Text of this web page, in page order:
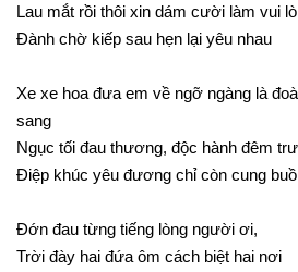
Lau mắt rồi thôi xin dám cười làm vui
Đành chờ kiếp sau hẹn lại yêu nhau
Xe xe hoa đưa em về ngỡ ngàng là
sang
Ngục tối đau thương, độc hành đêm
Điệp khúc yêu đương chỉ còn cung
Đớn đau từng tiếng lòng người ơi,
Trời đày hai đứa ôm cách biệt hai nơi